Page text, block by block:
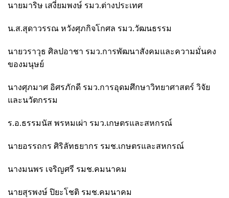
นายมาริษ เสงี่ยมพงษ์ รมว.ต่างประเทศ
น.ส.สุดาวรรณ หวังศุภกิจโกศล รมว.วัฒนธรรม
นายวราวุธ ศิลปอาชา รมว.การพัฒนาสังคมและความมั่นคง
ของมนุษย์
นางศุภมาศ อิศรภักดี รมว.การอุดมศึกษาวิทยาศาสตร์ วิจัย
และนวัตกรรม
ร.อ.ธรรมนัส พรหมเผ่า รมว.เกษตรและสหกรณ์
นายอรรถกร ศิริลัทธยากร รมช.เกษตรและสหกรณ์
นางมนพร เจริญศรี รมช.คมนาคม
นายสุรพงษ์ ปิยะโชติ รมช.คมนาคม